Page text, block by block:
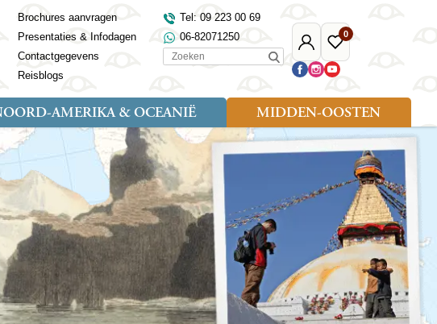
Mijn
Djoser
0
Favoriete
reizen
Brochures aanvragen
Presentaties & Infodagen
Contactgegevens
Reisblogs
Tel: 09 223 00 69
06-82071250
Zoeken
Griekenland
IJsland
Ierland
Italië
Kaapverdië
Kosovo
Kroatië
Lapland
Letland
Noorwegen
Polen
Portugal
Roemenië
Sardinië
Schotland
Servië
Spanje
Turkije
Landen
Bangladesh
Bhutan
Cambodja
China
Filipijnen
India
Indochina
Indonesië
Japan
Jordanië
Maleisië
Mongolië
Nepal
Oezbekistan
Singapore
Sri Lanka
Taiwan
Tibet
Turkmenistan
AMERIKA & OCEANIË
reizen
(7)
(2)
Landen
Alaska
Australië
Canada
Nieuw-Zeeland
Verenigde Staten
MIDDEN-OOSTEN
Soort reizen
Rondreis (18)
Familiereis (9)
Fietsreis (1)
Wandelreis (3)
Cultuur (8)
Landen
Marokko
Oman
Saoedi-Arabië
Tunesië